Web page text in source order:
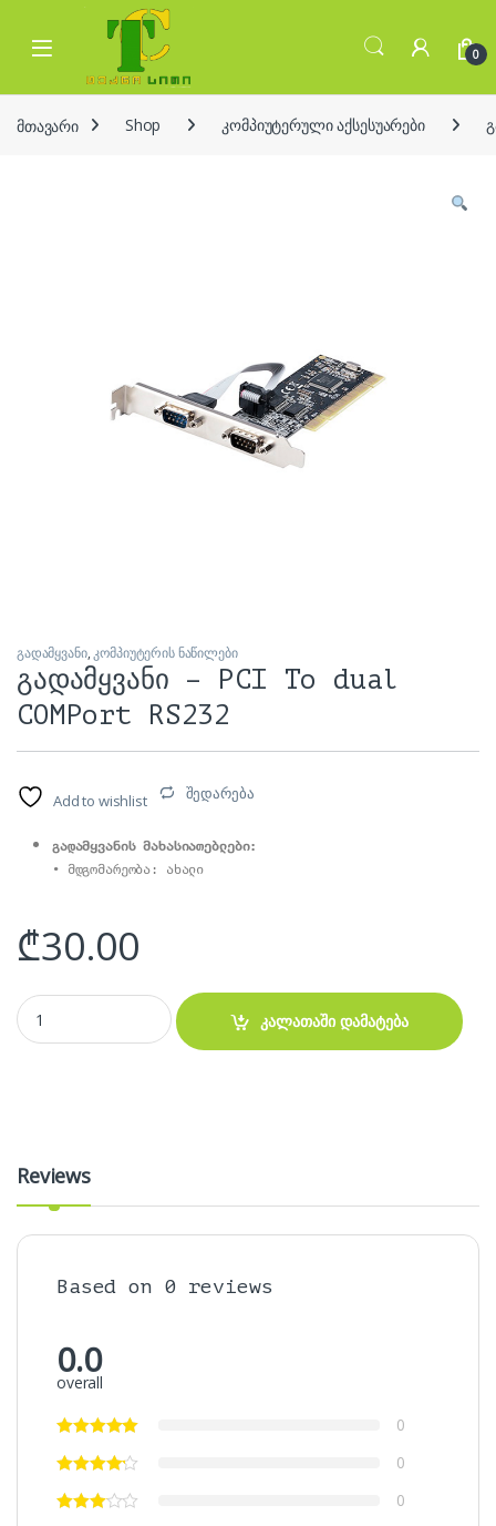
Skip to navigation
Skip to content
Open 0
მთავარი Shop კომპიუტერული აქსესუარები
გადამყვანი,კომპიუტერის ნაწილები
გადამყვანი – PCI To dual
COMPort RS232
Add to wishlist შედარება
გადამყვანის მახასიათებლები:
₾30.00
გადამყვანი - PCI To dual COMPort RS232 quantity
კალათაში დამატება
Reviews
Based on 0 reviews
0.0
overall
0
0
0